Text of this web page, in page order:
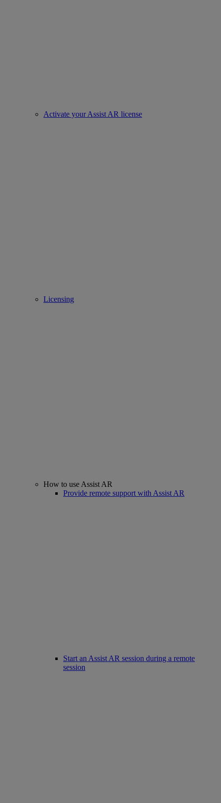
Activate your Assist AR license
Licensing
How to use Assist AR
Provide remote support with Assist AR
Start an Assist AR session during a remote
session